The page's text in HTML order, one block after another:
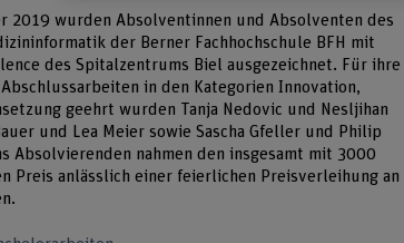
2019 wurden Absolventinnen und Absolventen des
der Berner Fachhochschule BFH mit
des Spitalzentrums Biel ausgezeichnet. Für ihre
Abschlussarbeiten in den Kategorien Innovation,
geehrt wurden Tanja Nedovic und Nesljihan
und Lea Meier sowie Sascha Gfeller und Philip
Absolvierenden nahmen den insgesamt mit 3000
Preis anlässlich einer feierlichen Preisverleihung an